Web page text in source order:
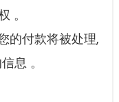
。
的付款将被处理,
息 。